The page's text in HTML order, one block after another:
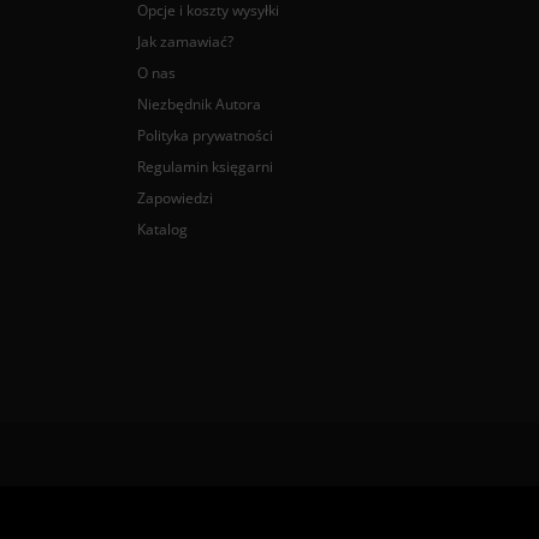
Opcje i koszty wysyłki
Jak zamawiać?
O nas
Niezbędnik Autora
Polityka prywatności
Regulamin księgarni
Zapowiedzi
Katalog